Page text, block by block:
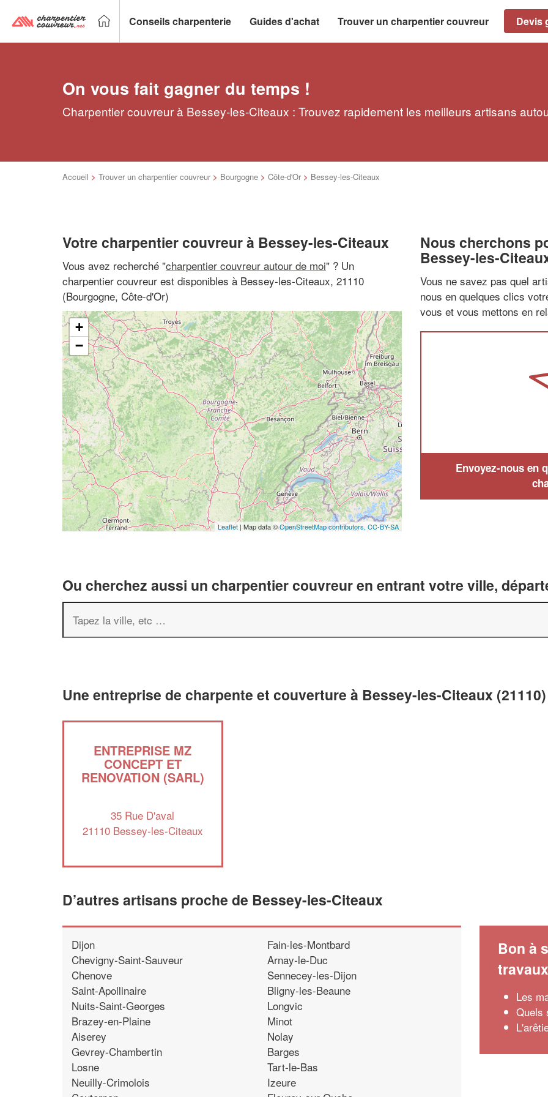
Conseils charpenterie Guides d'achat Trouver un charpentier couvreur Devis
On vous fait gagner du temps !
Charpentier couvreur à Bessey-les-Citeaux : Trouvez rapidement les meilleurs artisans
Accueil > Trouver un charpentier couvreur > Bourgogne > Côte-d'Or > Bessey-les-Citeaux
Votre charpentier couvreur à Bessey-les-Citeaux
Vous avez recherché "charpentier couvreur autour de moi" ? Un
charpentier couvreur est disponibles à Bessey-les-Citeaux, 21110
(Bourgogne, Côte-d'Or)
+
−
Leaflet | Map data ©OpenStreetMap contributors, CC-BY-SA
Nous cherchons
Bessey-les-
Vous ne savez pas quel
nous en quelques clics
vous et vous mettons en
Envoyez-nous en
Ou cherchez aussi un charpentier couvreur en entrant votre ville,
Une entreprise de charpente et couverture à Bessey-les-Citeaux (21110)
ENTREPRISE MZ
CONCEPT ET
RENOVATION (SARL)
35 Rue D'aval
21110 Bessey-les-Citeaux
D’autres artisans proche de Bessey-les-Citeaux
Dijon
Chevigny-Saint-Sauveur
Chenove
Saint-Apollinaire
Nuits-Saint-Georges
Brazey-en-Plaine
Aiserey
Gevrey-Chambertin
Losne
Neuilly-Crimolois
Fain-les-Montbard
Arnay-le-Duc
Sennecey-les-Dijon
Bligny-les-Beaune
Longvic
Minot
Nolay
Barges
Tart-le-Bas
Izeure
Bon à
travaux
Les
Quels